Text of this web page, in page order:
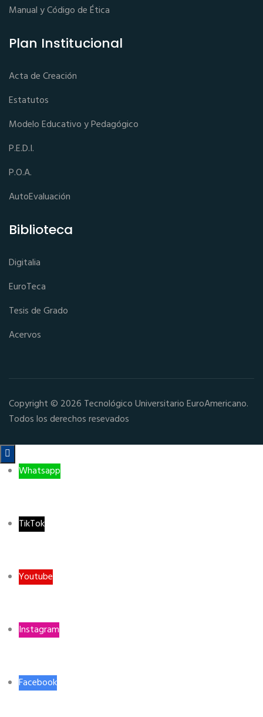
Manual y Código de Ética
Plan Institucional
Acta de Creación
Estatutos
Modelo Educativo y Pedagógico
P.E.D.I.
P.O.A.
AutoEvaluación
Biblioteca
Digitalia
EuroTeca
Tesis de Grado
Acervos
Copyright © 2026 Tecnológico Universitario EuroAmericano.
Todos los derechos resevados

Whatsapp
TikTok
Youtube
Instagram
Facebook